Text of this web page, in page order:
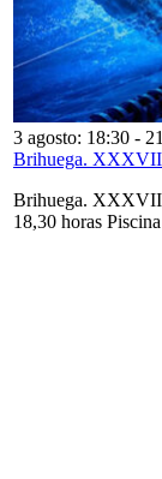
3 agosto: 18:30 -
Brihuega. XXXVII
Brihuega. XXXVII
18,30 horas